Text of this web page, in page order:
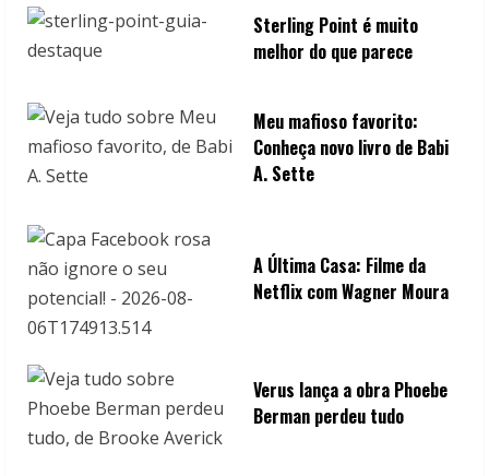
n
Sterling Point é muito
melhor do que parece
Meu mafioso favorito:
Conheça novo livro de Babi
A. Sette
A Última Casa: Filme da
Netflix com Wagner Moura
Verus lança a obra Phoebe
Berman perdeu tudo